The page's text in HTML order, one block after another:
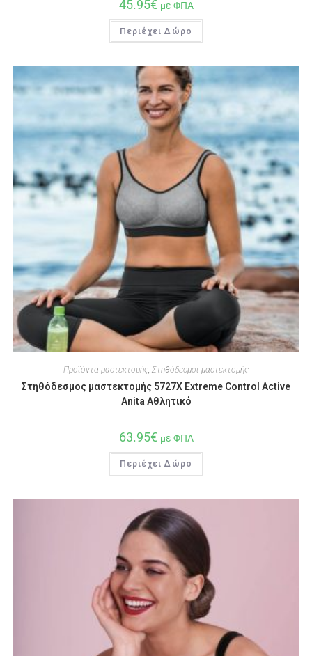
45.95€ με ΦΠΑ
Περιέχει Δώρο
Προϊόντα μαστεκτομής, Στηθόδεσμοι μαστεκτομής
Στηθόδεσμος μαστεκτομής 5727X Extreme Control Active
Anita Αθλητικό
63.95€ με ΦΠΑ
Περιέχει Δώρο